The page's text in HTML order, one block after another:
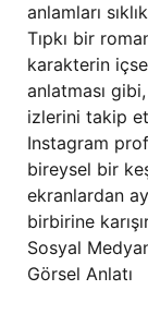
anlamları
Tıpkı bir
karakterin
anlatması
izlerini takip
Instagram
bireysel bir
ekranlardan
birbirine
Sosyal
Görsel Anlatı